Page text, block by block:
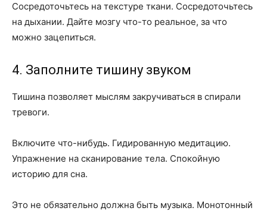
Сосредоточьтесь на текстуре ткани. Сосредоточьтесь
на дыхании. Дайте мозгу что-то реальное, за что
можно зацепиться.
4. Заполните тишину звуком
Тишина позволяет мыслям закручиваться в спирали
тревоги.
Включите что-нибудь. Гидированную медитацию.
Упражнение на сканирование тела. Спокойную
историю для сна.
Это не обязательно должна быть музыка. Монотонный